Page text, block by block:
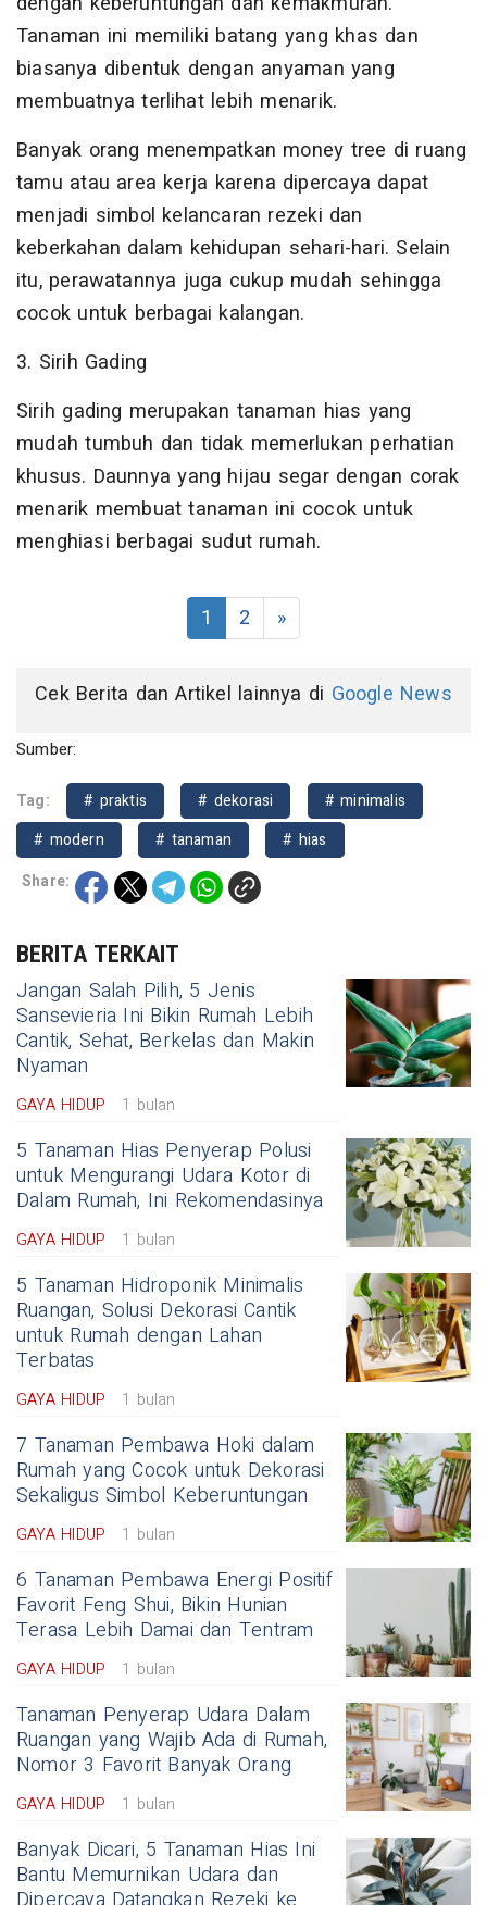
Tanaman ini memiliki batang yang khas dan
biasanya dibentuk dengan anyaman yang
membuatnya terlihat lebih menarik.
Banyak orang menempatkan money tree di ruang
tamu atau area kerja karena dipercaya dapat
menjadi simbol kelancaran rezeki dan
keberkahan dalam kehidupan sehari-hari. Selain
itu, perawatannya juga cukup mudah sehingga
cocok untuk berbagai kalangan.
3. Sirih Gading
Sirih gading merupakan tanaman hias yang
mudah tumbuh dan tidak memerlukan perhatian
khusus. Daunnya yang hijau segar dengan corak
menarik membuat tanaman ini cocok untuk
menghiasi berbagai sudut rumah.
1 2 »
Cek Berita dan Artikel lainnya di Google News
Sumber:
Tag: # praktis # dekorasi
# minimalis
# modern
# tanaman
# hias
Share:
BERITA TERKAIT
Jangan Salah Pilih, 5 Jenis
Sansevieria Ini Bikin Rumah Lebih
Cantik, Sehat, Berkelas dan Makin
Nyaman
GAYA HIDUP 1 bulan
5 Tanaman Hias Penyerap Polusi
untuk Mengurangi Udara Kotor di
Dalam Rumah, Ini Rekomendasinya
GAYA HIDUP 1 bulan
5 Tanaman Hidroponik Minimalis
Ruangan, Solusi Dekorasi Cantik
untuk Rumah dengan Lahan
Terbatas
GAYA HIDUP 1 bulan
7 Tanaman Pembawa Hoki dalam
Rumah yang Cocok untuk Dekorasi
Sekaligus Simbol Keberuntungan
GAYA HIDUP 1 bulan
6 Tanaman Pembawa Energi Positif
Favorit Feng Shui, Bikin Hunian
Terasa Lebih Damai dan Tentram
GAYA HIDUP 1 bulan
Tanaman Penyerap Udara Dalam
Ruangan yang Wajib Ada di Rumah,
Nomor 3 Favorit Banyak Orang
GAYA HIDUP 1 bulan
Banyak Dicari, 5 Tanaman Hias Ini
Bantu Memurnikan Udara dan